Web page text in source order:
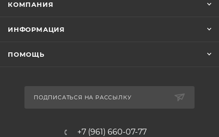
КОМПАНИЯ
ИНФОРМАЦИЯ
ПОМОЩЬ
ПОДПИСАТЬСЯ НА РАССЫЛКУ
+7 (961) 660-07-77